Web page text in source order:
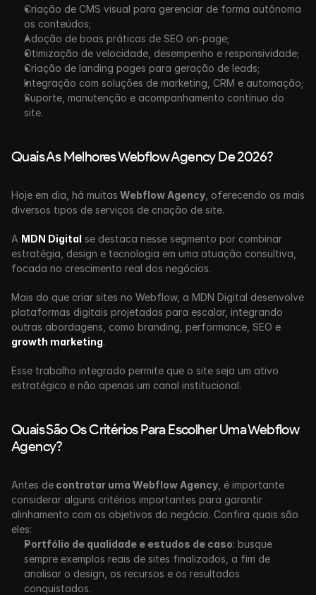
Criação de CMS visual para gerenciar de forma autônoma
os conteúdos;
Adoção de boas práticas de SEO on-page;
Otimização de velocidade, desempenho e responsividade;
Criação de landing pages para geração de leads;
Integração com soluções de marketing, CRM e automação;
Suporte, manutenção e acompanhamento contínuo do
site.
Quais As Melhores Webflow Agency De 2026?
Hoje em dia, há muitas Webflow Agency , oferecendo os mais
diversos tipos de serviços de criação de site.
A MDN Digital se destaca nesse segmento por combinar
estratégia, design e tecnologia em uma atuação consultiva,
focada no crescimento real dos negócios.
Mais do que criar sites no Webflow, a MDN Digital desenvolve
plataformas digitais projetadas para escalar, integrando
growth marketing.
Esse trabalho integrado permite que o site seja um ativo
estratégico e não apenas um canal institucional.
Quais São Os Critérios Para Escolher Uma Webflow
Agency?
Antes de contratar uma Webflow Agency , é importante
considerar alguns critérios importantes para garantir
alinhamento com os objetivos do negócio. Confira quais são
eles:
Portfólio de qualidade e estudos de caso: busque
sempre exemplos reais de sites finalizados, a fim de
analisar o design, os recursos e os resultados
conquistados.